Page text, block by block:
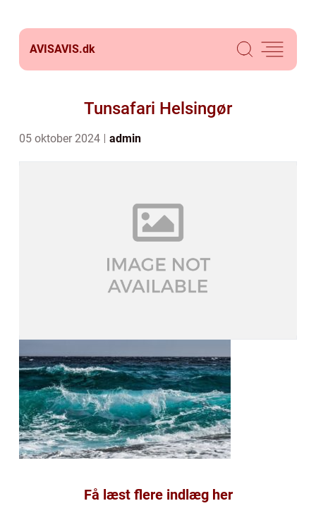
AVISAVIS.dk
Tunsafari Helsingør
05 oktober 2024 admin
Få læst flere indlæg her